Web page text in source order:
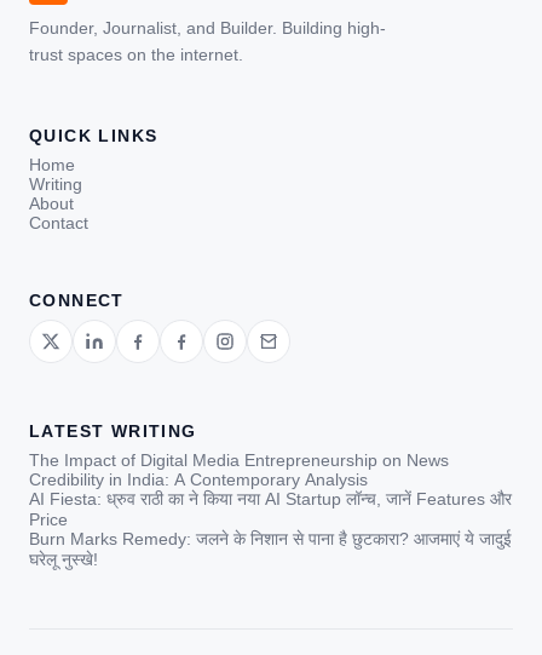
Founder, Journalist, and Builder. Building high-
trust spaces on the internet.
QUICK LINKS
Home
Writing
About
Contact
CONNECT
LATEST WRITING
The Impact of Digital Media Entrepreneurship on News
Credibility in India: A Contemporary Analysis
AI Fiesta: ध्रुव राठी का ने किया नया AI Startup लॉन्च, जानें Features और
Price
Burn Marks Remedy: जलने के निशान से पाना है छुटकारा? आजमाएं ये जादुई
घरेलू नुस्खे!